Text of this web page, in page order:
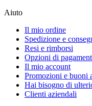
Aiuto
Il mio ordine
Spedizione e
Resi e rimborsi
Opzioni di
Il mio account
Promozioni e buoni
Hai bisogno di
Clienti aziendali